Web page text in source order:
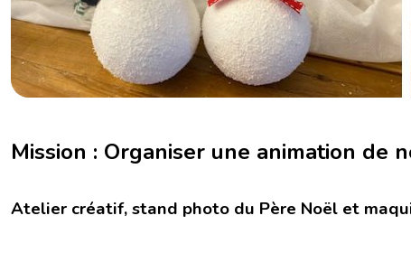
Séminaire Strasbourg
Séminaire Toulouse
Mission : Organiser une animation de
Atelier créatif, stand photo du Père Noël et